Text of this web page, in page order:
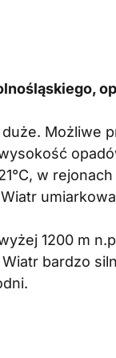
Możliwe
w
1200 m
bardzo